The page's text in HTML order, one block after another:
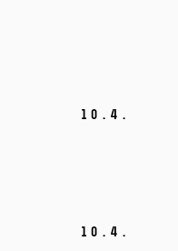
10. 4.
10. 4.